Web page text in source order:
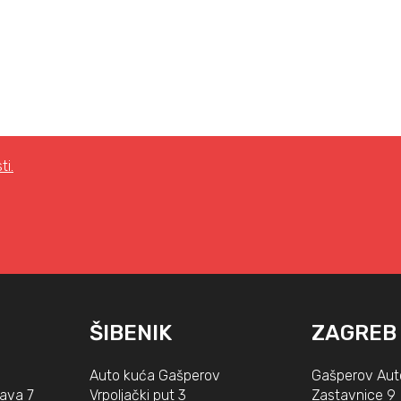
7
ŠIBENIK
Auto kuća Gašperov
Vrpoljački put 3
ZAGREB
Gašperov
Zastavnice 9